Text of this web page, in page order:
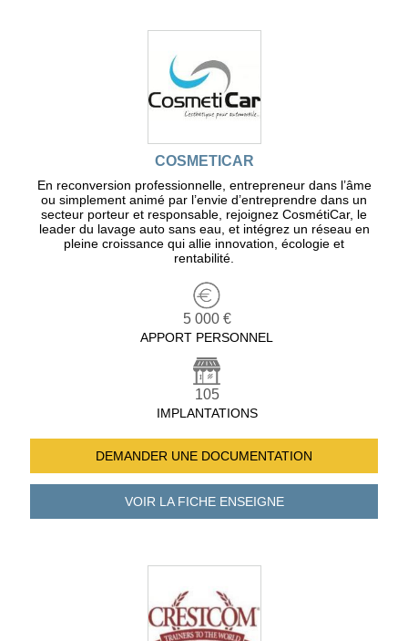
COSMETICAR
En reconversion professionnelle, entrepreneur dans l’âme
ou simplement animé par l’envie d’entreprendre dans un
secteur porteur et responsable, rejoignez CosmétiCar, le
leader du lavage auto sans eau, et intégrez un réseau en
pleine croissance qui allie innovation, écologie et
rentabilité.
5 000 €
APPORT PERSONNEL
105
IMPLANTATIONS
DEMANDER UNE DOCUMENTATION
VOIR LA FICHEENSEIGNE